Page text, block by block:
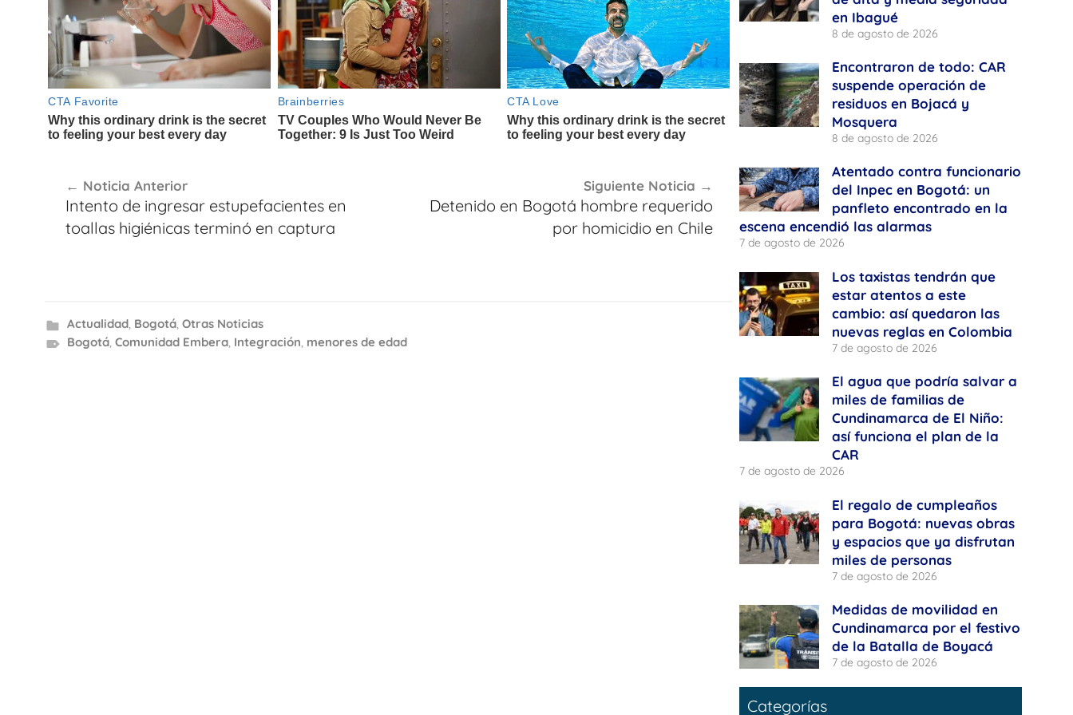
de
entradas
Noticia Anterior
Intento de ingresar estupefacientes en
toallas higiénicas terminó en captura
Siguiente Noticia
Detenido en Bogotá hombre requerido
por homicidio en Chile
Actualidad, Bogotá, Otras Noticias
Bogotá, Comunidad Embera, Integración, menores de edad
en Ibagué
8 de agosto de 2026
Encontraron de todo: CAR
suspende operación de
residuos en Bojacá y
Mosquera
8 de agosto de 2026
Atentado contra funcionario
del Inpec en Bogotá: un
panfleto encontrado en la
escena encendió las alarmas
7 de agosto de 2026
Los taxistas tendrán que
estar atentos a este
cambio: así quedaron las
nuevas reglas en Colombia
7 de agosto de 2026
El agua que podría salvar a
miles de familias de
Cundinamarca de El Niño:
así funciona el plan de la
CAR
7 de agosto de 2026
El regalo de cumpleaños
para Bogotá: nuevas obras
y espacios que ya disfrutan
miles de personas
7 de agosto de 2026
Medidas de movilidad en
Cundinamarca por el festivo
de la Batalla de Boyacá
7 de agosto de 2026
Categorías